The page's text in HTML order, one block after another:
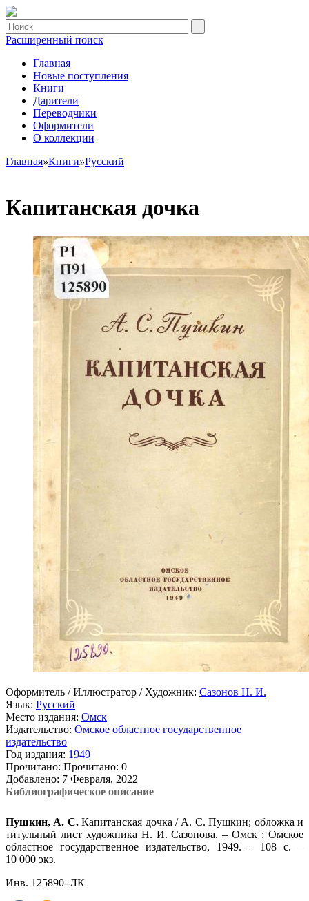
Расширенный поиск
Главная
Новые поступления
Книги
Дарители
Переводчики
Оформители
О коллекции
Главная»Книги»Русский
Капитанская дочка
Оформитель / Иллюстратор / Художник: Сазонов Н. И.
Язык: Русский
Место издания: Омск
Издательство: Омское областное государственное
издательство
Год издания: 1949
Прочитано: Прочитано: 0
Добавлено: 7 Февраля, 2022
Библиографическое описание
Пушкин, А. С.Капитанская дочка / А. С. Пушкин; обложка и
титульный лист художника Н. И. Сазонова. – Омск : Омское
областное государственное издательство, 1949. – 108 с. –
10 000 экз.
Инв. 125890–ЛК